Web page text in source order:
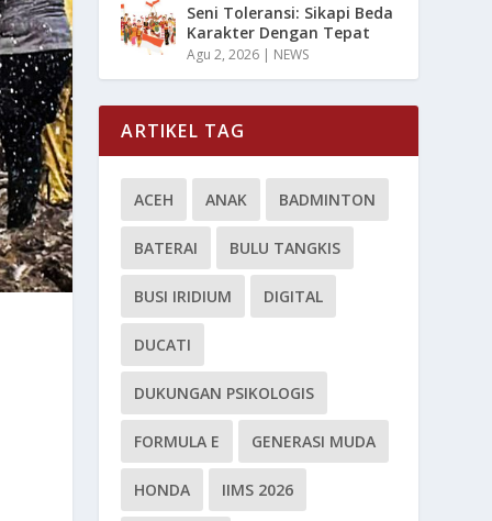
Seni Toleransi: Sikapi Beda
Karakter Dengan Tepat
Agu 2, 2026 | NEWS
ARTIKEL TAG
ACEH ANAK BADMINTON
BATERAI BULU TANGKIS
BUSI IRIDIUM DIGITAL
DUCATI
DUKUNGAN PSIKOLOGIS
FORMULA E GENERASI MUDA
HONDA IIMS 2026